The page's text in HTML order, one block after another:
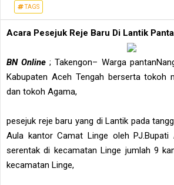
TAGS
Acara Pesejuk Reje Baru Di Lantik
BN Online ; Takengon– Warga
Kabupaten Aceh Tengah berserta tokoh
dan tokoh Agama,
pesejuk reje baru yang di Lantik pada
Aula kantor Camat Linge oleh PJ.Bupati
serentak di kecamatan Linge jumlah 9
kecamatan Linge,